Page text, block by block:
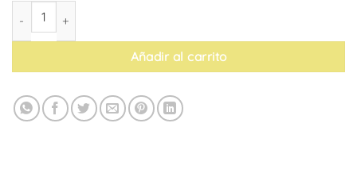
Tablero de mesa de MDF lacado con efecto cerámico Cover
Añadir al carrito